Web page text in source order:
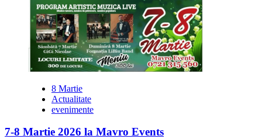
8 Martie
Actualitate
evenimente
7-8 Martie 2026 la Mavro Events